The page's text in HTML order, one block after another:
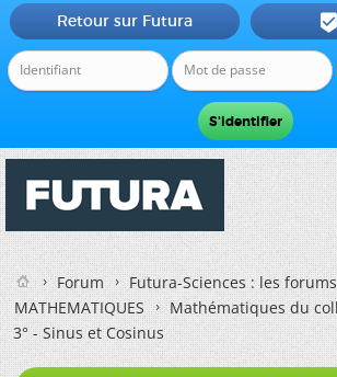
Retour sur Futura 
Forum
Futura-Sciences : les
MATHEMATIQUES
Mathématiques du
3° - Sinus et Cosinus